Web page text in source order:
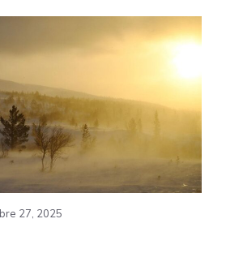
27, 2025